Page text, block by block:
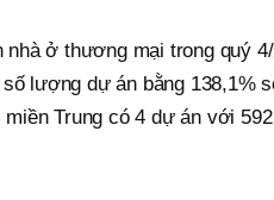
ở thương mại trong quý
lượng dự án bằng 138,1%
Trung có 4 dự án với